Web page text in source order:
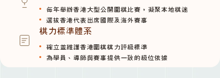
每年舉辦香港大型公開圍棋比賽，凝聚本地棋迷
選拔香港代表出席國際及海外賽事
棋力標準體系
確立並維護香港圍棋棋力評級標準
為學員、導師與賽事提供一致的級位依據